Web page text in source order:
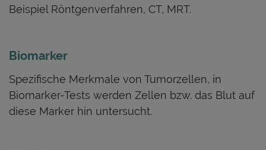
Beispiel Röntgenverfahren, CT, MRT.
Biomarker
Spezifische Merkmale von Tumorzellen, in
Biomarker-Tests werden Zellen bzw. das Blut auf
diese Marker hin untersucht.